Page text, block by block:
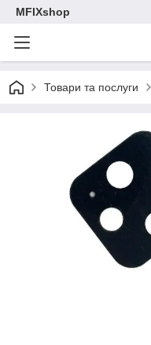
MFIXshop
Товари та послуги